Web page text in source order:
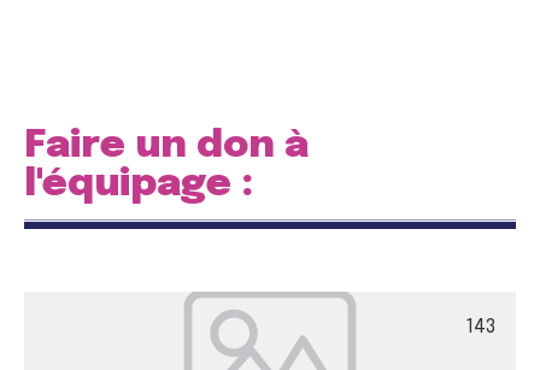
Faire un don à
l'équipage :
143